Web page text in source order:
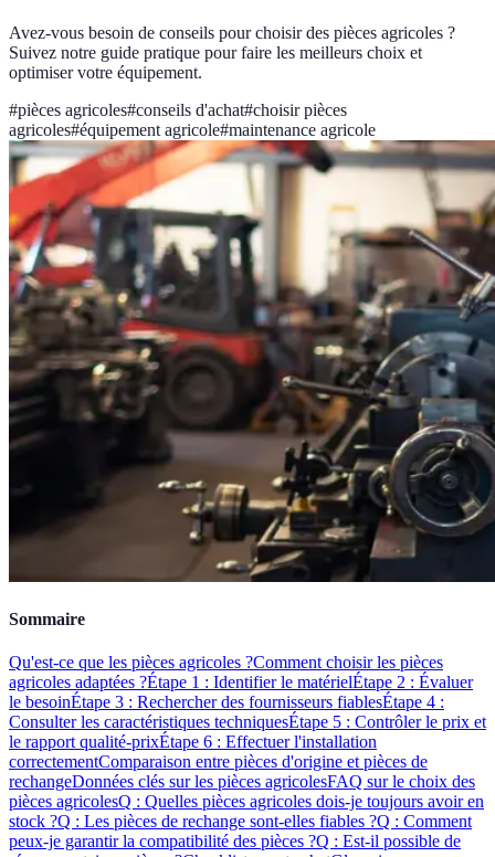
Avez-vous besoin de conseils pour choisir des pièces agricoles ?
Suivez notre guide pratique pour faire les meilleurs choix et
optimiser votre équipement.
#pièces agricoles#conseils d'achat#choisir pièces
agricoles#équipement agricole#maintenance agricole
Sommaire
Qu'est-ce que les pièces agricoles ?Comment choisir les pièces
agricoles adaptées ?Étape 1 : Identifier le matérielÉtape 2 : Évaluer
le besoinÉtape 3 : Rechercher des fournisseurs fiablesÉtape 4 :
Consulter les caractéristiques techniquesÉtape 5 : Contrôler le prix et
le rapport qualité-prixÉtape 6 : Effectuer l'installation
correctementComparaison entre pièces d'origine et pièces de
rechangeDonnées clés sur les pièces agricolesFAQ sur le choix des
pièces agricolesQ : Quelles pièces agricoles dois-je toujours avoir en
stock ?Q : Les pièces de rechange sont-elles fiables ?Q : Comment
peux-je garantir la compatibilité des pièces ?Q : Est-il possible de